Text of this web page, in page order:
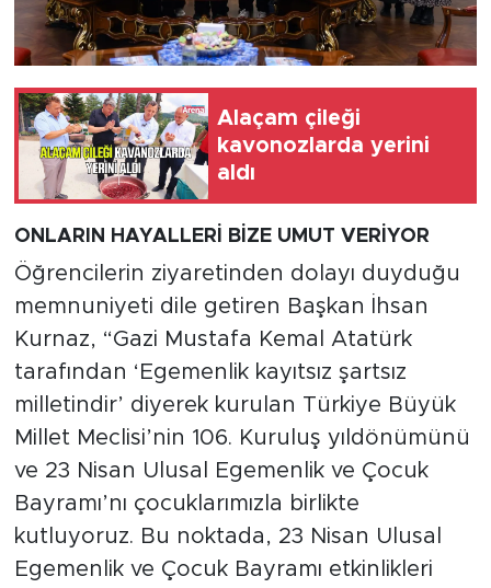
Alaçam çileği
kavonozlarda yerini
aldı
ONLARIN HAYALLERİ BİZE UMUT VERİYOR
Öğrencilerin ziyaretinden dolayı duyduğu
memnuniyeti dile getiren Başkan İhsan
Kurnaz, “Gazi Mustafa Kemal Atatürk
tarafından ‘Egemenlik kayıtsız şartsız
milletindir’ diyerek kurulan Türkiye Büyük
Millet Meclisi’nin 106. Kuruluş yıldönümünü
ve 23 Nisan Ulusal Egemenlik ve Çocuk
Bayramı’nı çocuklarımızla birlikte
kutluyoruz. Bu noktada, 23 Nisan Ulusal
Egemenlik ve Çocuk Bayramı etkinlikleri